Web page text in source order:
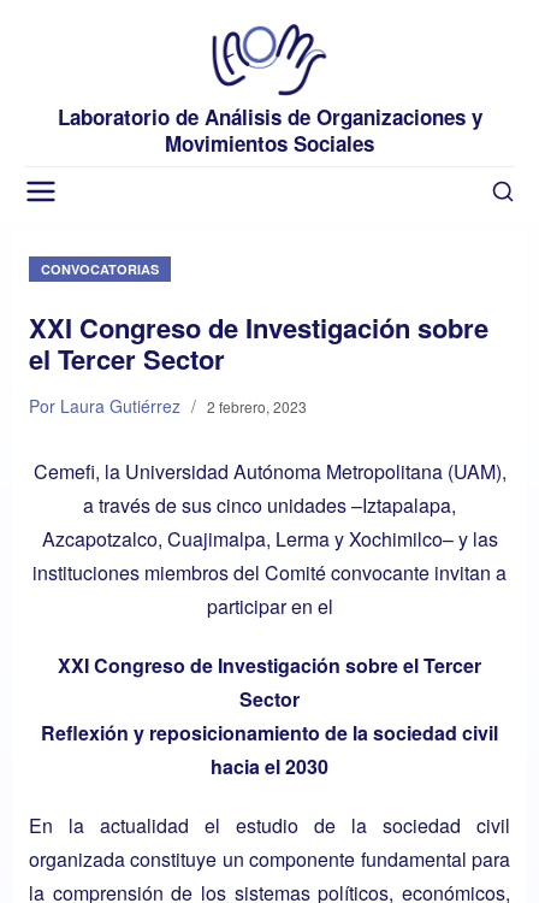
Laboratorio de Análisis de Organizaciones y
Movimientos Sociales
CONVOCATORIAS
XXI Congreso de Investigación sobre
el Tercer Sector
Por Laura Gutiérrez / 2 febrero, 2023
Cemefi, la Universidad Autónoma Metropolitana (UAM),
a través de sus cinco unidades –Iztapalapa,
Azcapotzalco, Cuajimalpa, Lerma y Xochimilco– y las
instituciones miembros del Comité convocante invitan a
participar en el
XXI Congreso de Investigación sobre el Tercer
Sector
Reflexión y reposicionamiento de la sociedad civil
hacia el 2030
En la actualidad el estudio de la sociedad civil
organizada constituye un componente fundamental para
la comprensión de los sistemas políticos, económicos,